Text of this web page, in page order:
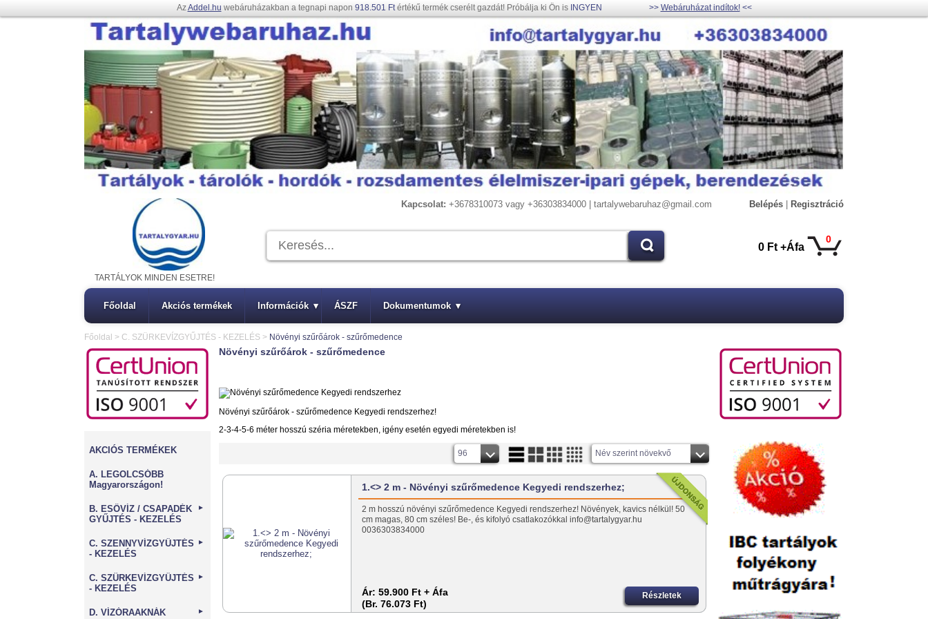
AzAddel.hu webáruházakban a tegnapi napon 918.501 Ftértékű termék cserélt gazdát! Próbálja ki Ön is INGYEN >> Webáruházat indítok!<<
Kapcsolat: +3678310073 vagy +36303834000 | tartalywebaruhaz@gmail.com Belépés Regisztráció
0
0 Ft +Áfa
TARTÁLYOK MINDEN ESETRE!
Főoldal Akciós termékek Információk ▾ ÁSZF Dokumentumok ▾
Főoldal > C. SZÜRKEVÍZGYŰJTÉS - KEZELÉS > Növényi szűrőárok - szűrőmedence
AKCIÓS TERMÉKEK
A. LEGOLCSÓBB
Magyarországon!
B. ESŐVÍZ / CSAPADÉK
GYŰJTÉS - KEZELÉS
►
C. SZENNYVÍZGYŰJTÉS
- KEZELÉS
►
C. SZÜRKEVÍZGYŰJTÉS
- KEZELÉS
►
D. VÍZÓRAAKNÁK ►
Növényi szűrőárok - szűrőmedence
Növényi szűrőárok - szűrőmedence Kegyedi rendszerhez!
2-3-4-5-6 méter hosszú széria méretekben, igény esetén egyedi méretekben is!
96 Név szerint növekvő
1.<> 2 m - Növényi szűrőmedence Kegyedi rendszerhez;
2 m hosszú növényi szűrőmedence Kegyedi rendszerhez! Növények, kavics nélkül! 50
cm magas, 80 cm széles! Be-, és kifolyó csatlakozókkal info@tartalygyar.hu
0036303834000
Ár: 59.900 Ft + Áfa
(Br. 76.073 Ft)
Részletek